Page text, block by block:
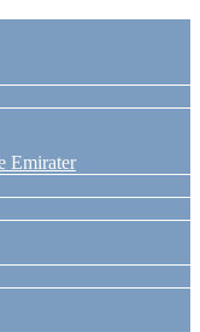
Emirater